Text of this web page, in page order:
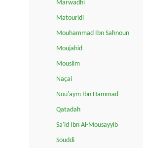
Marwadhi
Matouridi
Mouhammad Ibn Sahnoun
Moujahid
Mouslim
Naçai
Nou'aym Ibn Hammad
Qatadah
Sa'id Ibn Al-Mousayyib
Souddi